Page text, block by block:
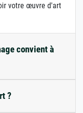
votre œuvre d'art
convient à
?